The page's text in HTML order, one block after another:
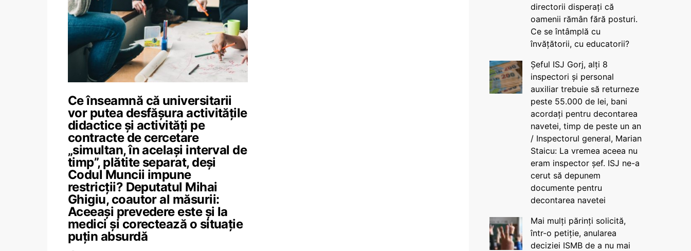
Ce înseamnă că universitarii
vor putea desfășura activitățile
didactice și activități pe
contracte de cercetare
„simultan, în același interval de
timp”, plătite separat, deși
Codul Muncii impune
restricții? Deputatul Mihai
Ghigiu, coautor al măsurii:
Aceeași prevedere este și la
medici și corectează o situație
puțin absurdă
directorii disperați că
oamenii rămân fără posturi.
Ce se întâmplă cu
învățătorii, cu educatorii?
Șeful ISJ Gorj, alți 8
inspectori și personal
auxiliar trebuie să returneze
peste 55.000 de lei, bani
acordați pentru decontarea
navetei, timp de peste un an
/ Inspectorul general, Marian
Staicu: La vremea aceea nu
eram inspector șef. ISJ ne-a
cerut să depunem
documente pentru
decontarea navetei
Mai mulți părinți solicită,
într-o petiție, anularea
deciziei ISMB de a nu mai